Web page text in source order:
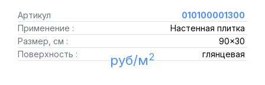
Артикул
010100001300
Применение :
Настенная плитка
Размер, см :
90x30
Поверхность :
глянцевая
руб/м2